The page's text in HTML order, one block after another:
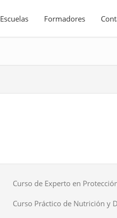
Escuelas Formadores
Curso de Experto en
Curso Práctico de Nutrición y